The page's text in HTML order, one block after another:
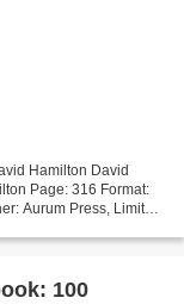
Hamilton David
Page: 316 Format:
Aurum Press, Limited
100